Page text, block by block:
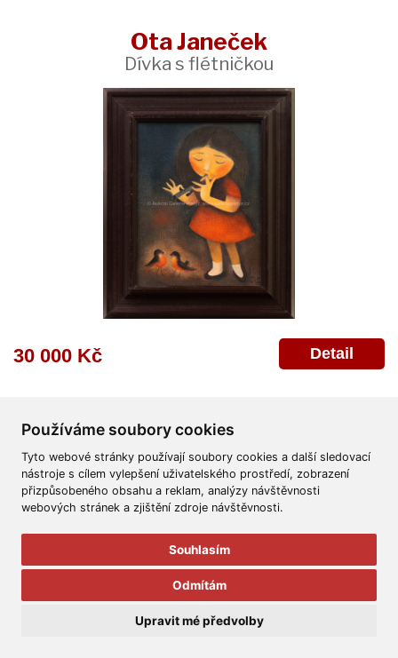
Používáme soubory cookies
Tyto webové stránky používají soubory cookies a další sledovací
nástroje s cílem vylepšení uživatelského prostředí, zobrazení
přizpůsobeného obsahu a reklam, analýzy návštěvnosti
webových stránek a zjištění zdroje návštěvnosti.
Souhlasím
Odmítám
Upravit mé předvolby
Ota Janeček
Dívka s flétničkou
30 000 Kč Detail
Všeobecné obchodní podmínky Reklamační řád
Ochrana osobních údajů
Všechna práva vyhrazena.